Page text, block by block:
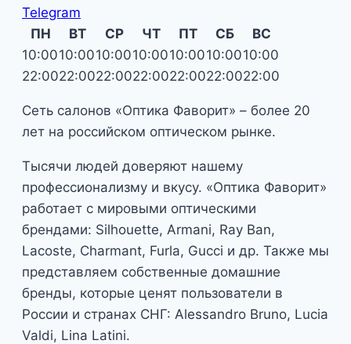
Telegram
ПН
ВТ СР ЧТ ПТ СБ
ВС
10:0010:0010:0010:0010:0010:0010:00
22:0022:0022:0022:0022:0022:0022:00
Сеть салонов «Оптика Фаворит» – более 20
лет на российском оптическом рынке.
Тысячи людей доверяют нашему
профессионализму и вкусу. «Оптика Фаворит»
работает с мировыми оптическими
брендами: Silhouette, Armani, Ray Ban,
Lacoste, Charmant, Furla, Gucci и др. Также мы
представляем собственные домашние
бренды, которые ценят пользователи в
России и странах СНГ: Alessandro Bruno, Lucia
Valdi, Lina Latini.